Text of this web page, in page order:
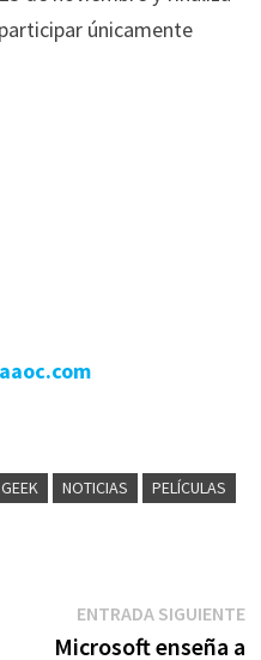
únicamente
GEEK NOTICIAS
PELÍCULAS
ENTRADA SIGUIENTE
Microsoft enseña a